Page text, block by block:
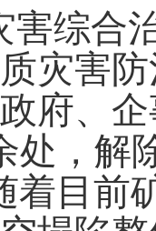
害综合
灾害
府、
处，解
着目前